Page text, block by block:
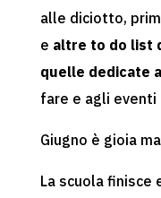
alle diciotto,
e altre to do list
quelle dedicate
fare e agli eventi
Giugno è gioia
La scuola finisce